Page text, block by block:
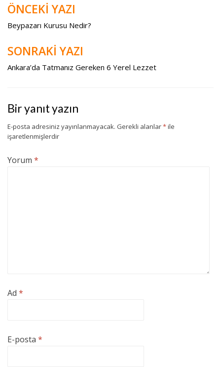
Yazı
gezinmesi
ÖNCEKİ YAZI
Beypazarı Kurusu Nedir?
SONRAKİ YAZI
Ankara’da Tatmanız Gereken 6 Yerel Lezzet
Bir yanıt yazın
E-posta adresiniz yayınlanmayacak. Gerekli alanlar*ile
işaretlenmişlerdir
Yorum *
Ad *
E-posta *